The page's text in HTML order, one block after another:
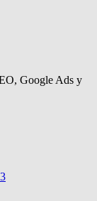
Google Ads y